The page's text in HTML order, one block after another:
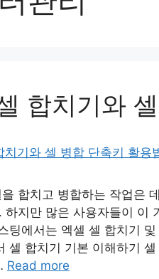
합치기와
합치고 병합하는 작업은
하지만 많은 사용자들이 이
팅에서는 엑셀 셀 합치기
셀 합치기 기본 이해하기
Read more